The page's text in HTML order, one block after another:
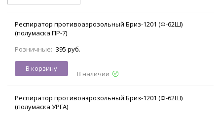
Респиратор противоаэрозольный Бриз-1201 (Ф-62Ш)
(полумаска ПР-7)
Розничные: 395 руб.
В корзину
В наличии
Респиратор противоаэрозольный Бриз-1201 (Ф-62Ш)
(полумаска УРГА)